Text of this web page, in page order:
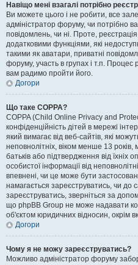
Навіщо мені взагалі потрібно
Ви можете цього і не робити, все
адміністратор форуму, чи потрібно
повідомлень, чи ні. Проте,
додатковими функціями, які
такими як аватари, приватні
форуму, участь в групах і т.п. Процес
вам радимо пройти його.
Догори
Що таке COPPA?
COPPA (Child Online Privacy and
конфіденційність дітей в мережі
який вимагає від веб-сайтів, які
неповнолітніх, віком менше 13 років,
батьків або підтвердження від їхніх
особистої інформації від
впевнені, чи це може бути
намагається зареєструватись, чи до
зареєструватись, зверніться за
що phpBB Group не може надавати
об'єктом юридичних відносин, окрім
Догори
Чому я не можу зареєструватись?
Можливо адміністратор форуму